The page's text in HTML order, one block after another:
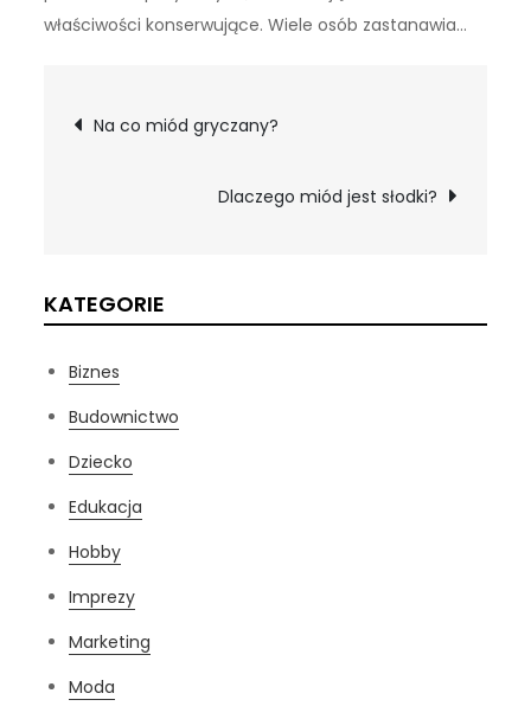
właściwości konserwujące. Wiele osób zastanawia…
Nawigacja
Na co miód gryczany?
Dlaczego miód jest słodki?
KATEGORIE
Biznes
Budownictwo
Dziecko
Edukacja
Hobby
Imprezy
Marketing
Moda